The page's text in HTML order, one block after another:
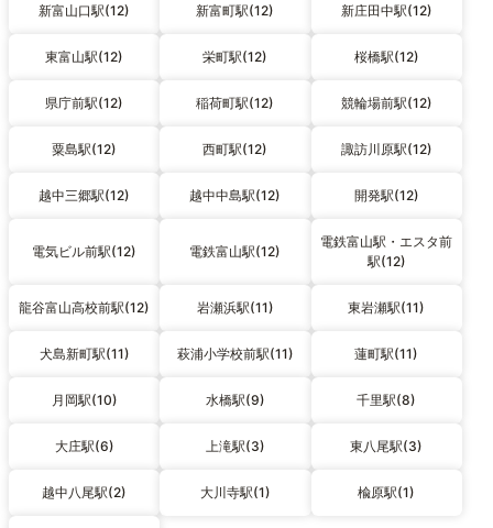
新富山口駅(12) 新富町駅(12) 新庄田中駅(12)
東富山駅(12) 栄町駅(12) 桜橋駅(12)
県庁前駅(12) 稲荷町駅(12) 競輪場前駅(12)
粟島駅(12) 西町駅(12) 諏訪川原駅(12)
越中三郷駅(12) 越中中島駅(12) 開発駅(12)
電気ビル前駅(12) 電鉄富山駅(12)
電鉄富山駅・エスタ前
駅(12)
龍谷富山高校前駅(12) 岩瀬浜駅(11) 東岩瀬駅(11)
犬島新町駅(11) 萩浦小学校前駅(11) 蓮町駅(11)
月岡駅(10) 水橋駅(9) 千里駅(8)
大庄駅(6) 上滝駅(3) 東八尾駅(3)
越中八尾駅(2) 大川寺駅(1) 楡原駅(1)